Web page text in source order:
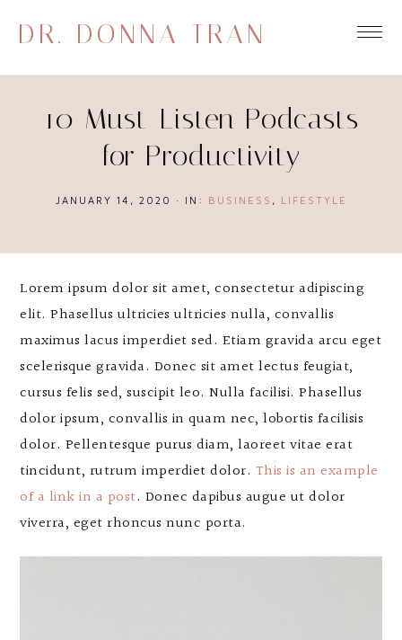
DR. DONNA TRAN
10 Must-Listen Podcasts
for Productivity
JANUARY 14, 2020 · IN: BUSINESS , LIFESTYLE
Lorem ipsum dolor sit amet, consectetur adipiscing
elit. Phasellus ultricies ultricies nulla, convallis
maximus lacus imperdiet sed. Etiam gravida arcu eget
scelerisque gravida. Donec sit amet lectus feugiat,
cursus felis sed, suscipit leo. Nulla facilisi. Phasellus
dolor ipsum, convallis in quam nec, lobortis facilisis
dolor. Pellentesque purus diam, laoreet vitae erat
tincidunt, rutrum imperdiet dolor. This is an example
of a link in a post. Donec dapibus augue ut dolor
viverra, eget rhoncus nunc porta.